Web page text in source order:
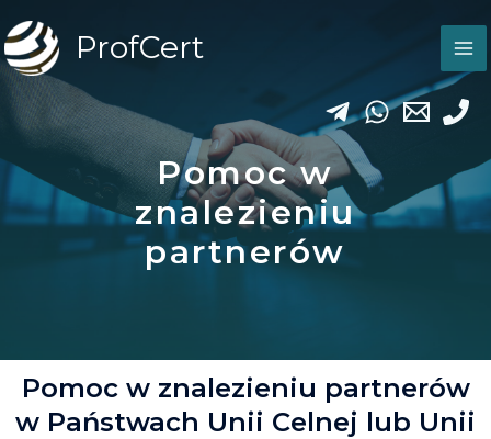
ProfCert
Pomoc w
znalezieniu
partnerów
Pomoc w znalezieniu partnerów
w Państwach Unii Celnej lub Unii